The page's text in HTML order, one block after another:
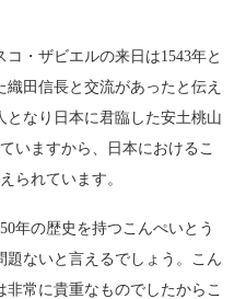
・ザビエルの来日は1543年と
田信長と交流があったと伝え
となり日本に君臨した安土桃山
いますから、日本におけるこ
られています。
年の歴史を持つこんぺいとう
題ないと言えるでしょう。こん
常に貴重なものでしたからこ